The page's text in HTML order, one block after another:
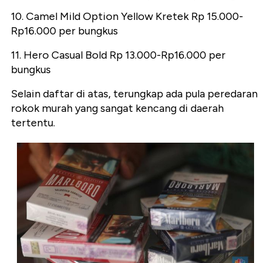
10. Camel Mild Option Yellow Kretek Rp 15.000-
Rp16.000 per bungkus
11. Hero Casual Bold Rp 13.000-Rp16.000 per
bungkus
Selain daftar di atas, terungkap ada pula peredaran
rokok murah yang sangat kencang di daerah
tertentu.